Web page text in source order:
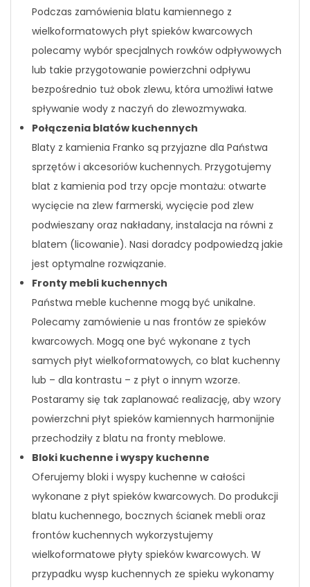
Podczas zamówienia blatu kamiennego z
wielkoformatowych płyt spieków kwarcowych
polecamy wybór specjalnych rowków odpływowych
lub takie przygotowanie powierzchni odpływu
bezpośrednio tuż obok zlewu, która umożliwi łatwe
spływanie wody z naczyń do zlewozmywaka.
Połączenia blatów kuchennych
Blaty z kamienia Franko są przyjazne dla Państwa
sprzętów i akcesoriów kuchennych. Przygotujemy
blat z kamienia pod trzy opcje montażu: otwarte
wycięcie na zlew farmerski, wycięcie pod zlew
podwieszany oraz nakładany, instalacja na równi z
blatem (licowanie). Nasi doradcy podpowiedzą jakie
jest optymalne rozwiązanie.
Fronty mebli kuchennych
Państwa meble kuchenne mogą być unikalne.
Polecamy zamówienie u nas frontów ze spieków
kwarcowych. Mogą one być wykonane z tych
samych płyt wielkoformatowych, co blat kuchenny
lub – dla kontrastu – z płyt o innym wzorze.
Postaramy się tak zaplanować realizację, aby wzory
powierzchni płyt spieków kamiennych harmonijnie
przechodziły z blatu na fronty meblowe.
Bloki kuchenne i wyspy kuchenne
Oferujemy bloki i wyspy kuchenne w całości
wykonane z płyt spieków kwarcowych. Do produkcji
blatu kuchennego, bocznych ścianek mebli oraz
frontów kuchennych wykorzystujemy
wielkoformatowe płyty spieków kwarcowych. W
przypadku wysp kuchennych ze spieku wykonamy